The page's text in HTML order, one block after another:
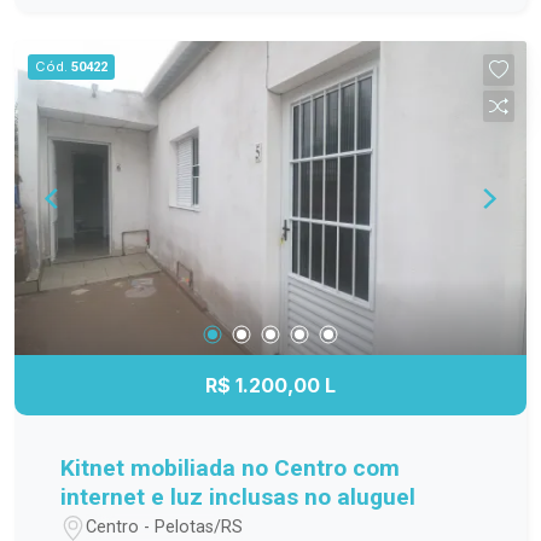
aproveitamento do espaço; Banheiro completo;
Apartamento localizado no 3º andar,
proporcionando mais privacidade, boa ventilação
e excelente iluminação natural. Localização
Localizado na Avenida Duque de Caxias, o
Residencial Estrela Gaúcha oferece fácil acesso
aos principais pontos da cidade. O imóvel está
próximo a supermercados, escolas, farmácias,
transporte público e diversos comércios e
serviços, trazendo mais praticidade para o dia a
de conhecer este apartamento. Entre em contato
e agende sua visita para descobrir tudo o que
Cód. 50422
R$ 1.200,00 L
Kitnet mobiliada no Centro com
internet e luz inclusas no aluguel
Centro - Pelotas/RS